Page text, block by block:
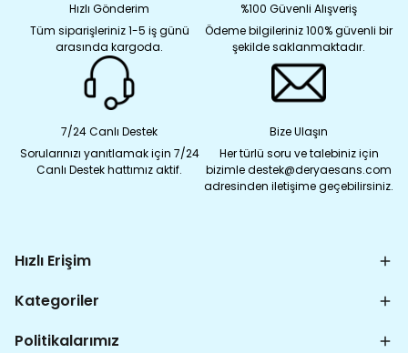
Hızlı Gönderim
Tüm siparişleriniz 1-5 iş günü
arasında kargoda.
%100 Güvenli Alışveriş
Ödeme bilgileriniz 100% güvenli bir
şekilde saklanmaktadır.
7/24 Canlı Destek
Sorularınızı yanıtlamak için 7/24
Canlı Destek hattımız aktif.
Bize Ulaşın
Her türlü soru ve talebiniz için
bizimle destek@deryaesans.com
adresinden iletişime geçebilirsiniz.
Hızlı Erişim
Kategoriler
Politikalarımız